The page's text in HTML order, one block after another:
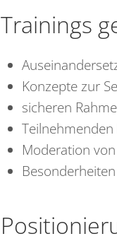
Trainings
Konzepte zur
sicheren
Moderation